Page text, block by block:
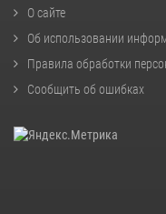
О сайте
Об использовании
Правила обработки
Сообщить об ошибках